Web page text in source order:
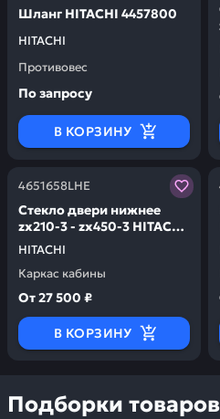
HITACHI
Шланг HITACHI 4457800
Противовес
По запросу
В КОРЗИНУ
4651658LHE
HITACHI
Cтекло двери нижнее
zx210-3 - zx450-3 HITACHI
4651658LHE
Каркас кабины
Заказывая запчасти у
От27 500 ₽
В КОРЗИНУ
Подборки